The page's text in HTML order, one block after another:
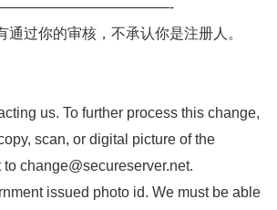
通过你的审核，不承认你是注册人。
us. To further process this change,
scan, or digital picture of the
change@secureserver.net.
issued photo id. We must be able